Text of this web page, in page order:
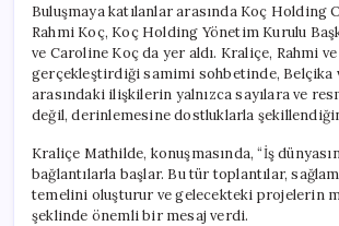
Buluşmaya katılanlar arasında Koç Holding
Rahmi Koç, Koç Holding Yönetim Kurulu
ve Caroline Koç da yer aldı. Kraliçe, Rahmi
gerçekleştirdiği samimi sohbetinde, Belçika
arasındaki ilişkilerin yalnızca sayılara ve
değil, derinlemesine dostluklarla
Kraliçe Mathilde, konuşmasında, “İş
bağlantılarla başlar. Bu tür toplantılar,
temelini oluşturur ve gelecekteki projelerin
şeklinde önemli bir mesaj verdi.